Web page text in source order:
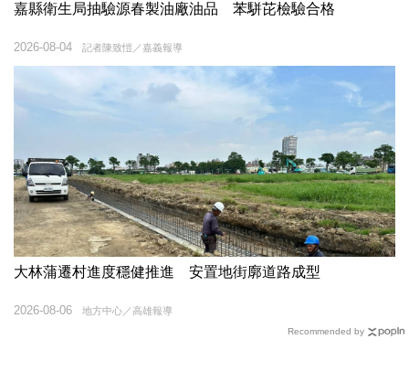
嘉縣衛生局抽驗源春製油廠油品 苯駢芘檢驗合格
記者陳致愷／嘉義報導
2026-08-04
大林蒲遷村進度穩健推進 安置地街廓道路成型
地方中心／高雄報導
2026-08-06
Recommended by